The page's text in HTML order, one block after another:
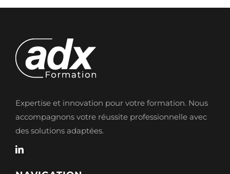
Expertise et innovation pour votre formation. Nous
accompagnons votre réussite professionnelle avec
des solutions adaptées.